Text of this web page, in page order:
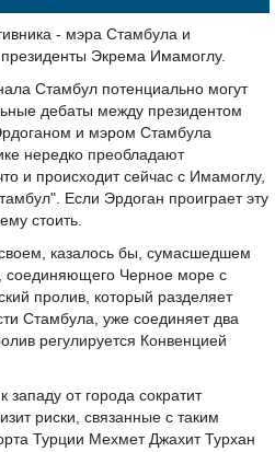
- мэра Стамбула и
президенты Экрема Имамоглу.
Стамбул потенциально могут
дебаты между президентом
и мэром Стамбула
нередко преобладают
и происходит сейчас с Имамоглу,
Если Эрдоган проиграет эту
стоить.
казалось бы, сумасшедшем
соединяющего Черное море с
пролив, который разделяет
Стамбула, уже соединяет два
регулируется Конвенцией
от города сократит
риски, связанные с таким
Турции Мехмет Джахит Турхан